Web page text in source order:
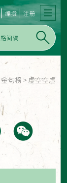
编撰 注册
金句榜 > 虚空空虚